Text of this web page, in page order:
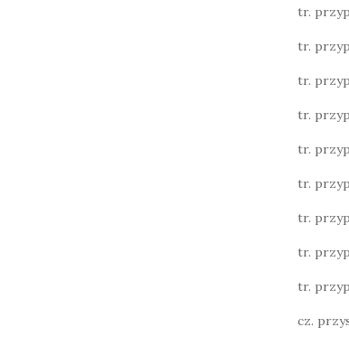
tr.
tr.
tr.
tr.
tr.
tr.
tr.
tr.
tr.
cz.